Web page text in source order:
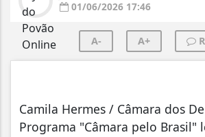
01/06/2026 17:46
A- A+
Camila Hermes / Câmara dos
Programa "Câmara pelo Brasil"